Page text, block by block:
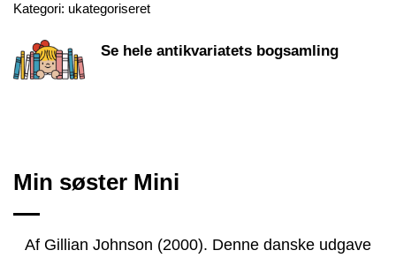
Kategori: ukategoriseret
Se hele antikvariatets bogsamling
Min søster Mini
Af Gillian Johnson (2000). Denne danske udgave